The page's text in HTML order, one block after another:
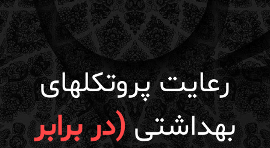
رعایت پروتکلهای
بهداشتی(در برابر